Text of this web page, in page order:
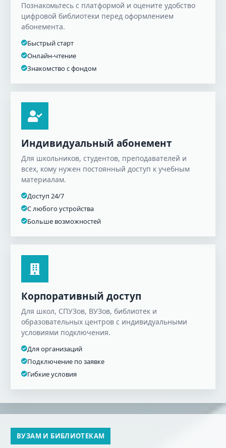
Познакомьтесь с платформой и оцените удобство
цифровой библиотеки перед оформлением
абонемента.
Быстрый старт
Онлайн-чтение
Знакомство с фондом
Индивидуальный абонемент
Для школьников, студентов, преподавателей и
всех, кому нужен постоянный доступ к учебным
материалам.
Доступ 24/7
С любого устройства
Больше возможностей
Корпоративный доступ
Для школ, СПУЗов, ВУЗов, библиотек и
образовательных центров с индивидуальными
условиями подключения.
Для организаций
Подключение по заявке
Гибкие условия
ВУЗАМ И БИБЛИОТЕКАМ